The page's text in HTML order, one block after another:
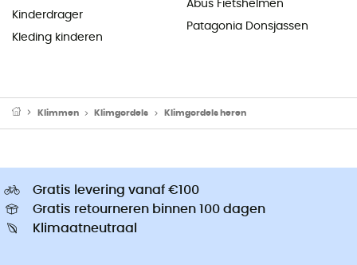
Kinderdrager
Kleding kinderen
Abus Fietshelmen
Patagonia Donsjassen
Klimmen Klimgordels Klimgordels heren
Gratis levering vanaf €100
Gratis retourneren binnen 100 dagen
Klimaatneutraal